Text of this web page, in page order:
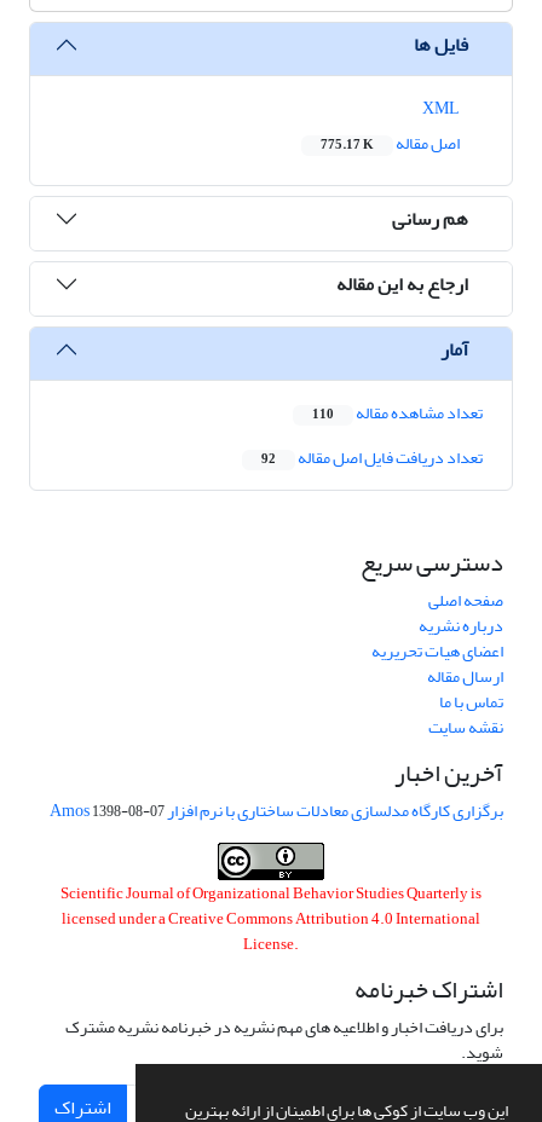
این وب سایت از کوکی ها برای اطمینان از ارائه بهترین
فایل ها
اصل مقاله
775.17 K
هم رسانی
ارجاع به این مقاله
آمار
تعداد مشاهده مقاله 110
تعداد دریافت فایل اصل مقاله 92
دسترسی سریع
صفحه اصلی
درباره نشریه
اعضای هیات تحریریه
ارسال مقاله
تماس با ما
نقشه سایت
آخرین اخبار
برگزاری کارگاه مدلسازی معادلات ساختاری با نرم افزار Amos1398-08-07
Scientific Journal of Organizational Behavior Studies Quarterly is
licensed under aCreative Commons Attribution 4.0 International
License.
اشتراک خبرنامه
برای دریافت اخبار و اطلاعیه های مهم نشریه در خبرنامه نشریه مشترک
شوید.
اشتراک